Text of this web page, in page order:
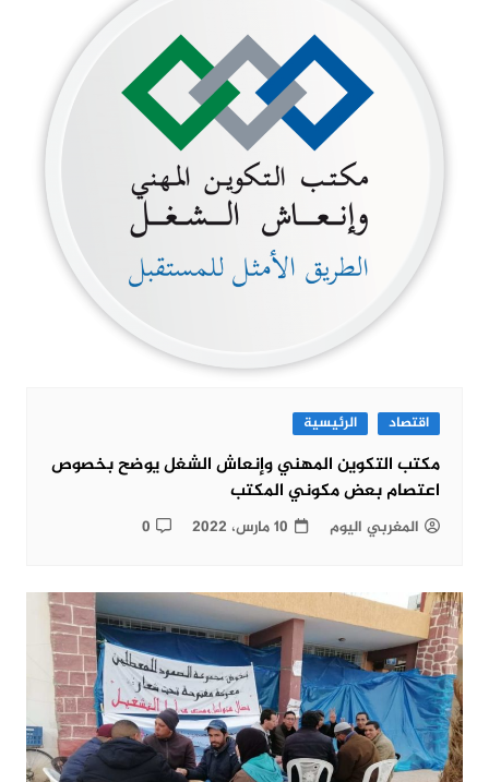
اقتصاد الرئيسية
مكتب التكوين المهني وإنعاش الشغل يوضح بخصوص
اعتصام بعض مكوني المكتب
المغربي اليوم 10 مارس، 2022 0